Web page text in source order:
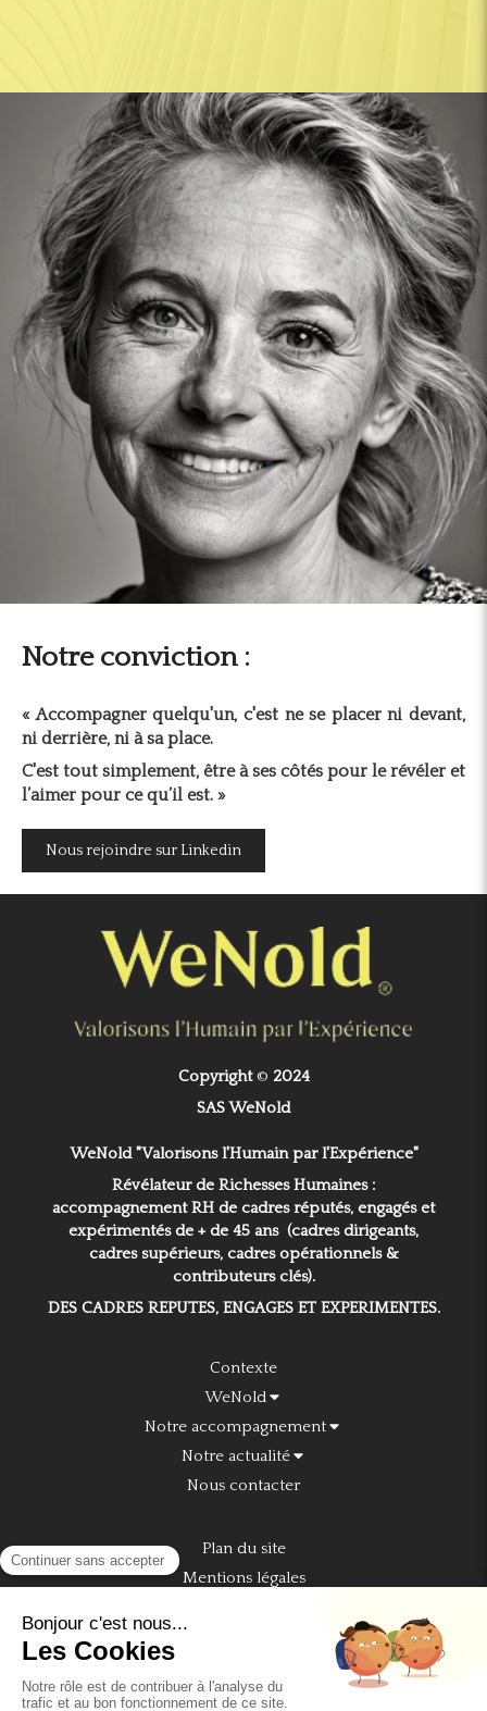
Notre conviction :
« Accompagner quelqu'un, c'est ne se placer ni devant,
ni derrière, ni à sa place.
C'est tout simplement, être à ses côtés pour le révéler et
l’aimer pour ce qu’il est. »
Nous rejoindre sur Linkedin
Copyright© 2024
SAS WeNold
WeNold "Valorisons l'Humain par l'Expérience"
Révélateur de Richesses Humaines :
accompagnement RH de cadres réputés, engagés et
expérimentés de + de 45 ans (cadres dirigeants,
cadres supérieurs, cadres opérationnels &
contributeurs clés).
DES CADRES REPUTES, ENGAGES ET EXPERIMENTES.
Contexte
WeNold
Notre accompagnement
Notre actualité
Nous contacter
Plan du site
Mentions légales
Nous rejoindre sur Linkedin